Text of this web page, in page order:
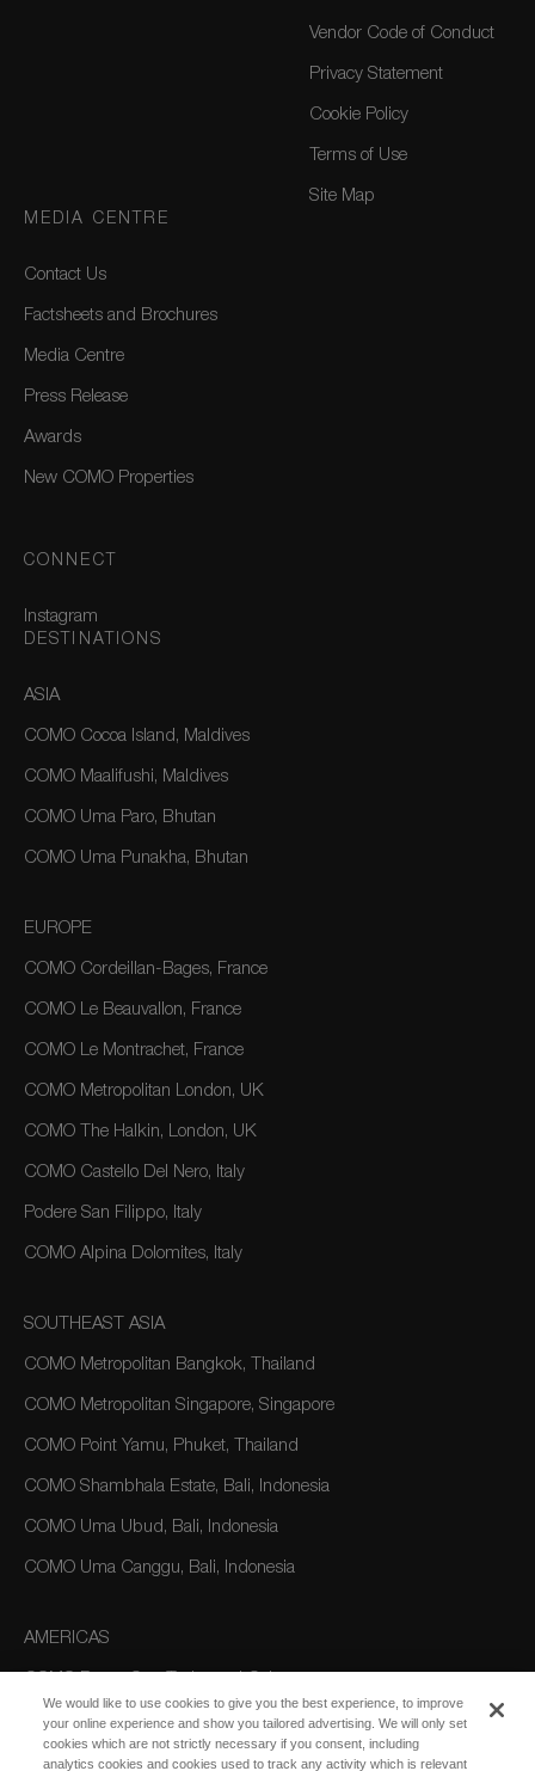
Vendor Code of Conduct
Privacy Statement
Cookie Policy
Terms of Use
Site Map
MEDIA CENTRE
Contact Us
Factsheets and Brochures
Media Centre
Press Release
Awards
New COMO Properties
CONNECT
Instagram
DESTINATIONS
ASIA
COMO Cocoa Island, Maldives
COMO Maalifushi, Maldives
COMO Uma Paro, Bhutan
COMO Uma Punakha, Bhutan
EUROPE
COMO Cordeillan-Bages, France
COMO Le Beauvallon, France
COMO Le Montrachet, France
COMO Metropolitan London, UK
COMO The Halkin, London, UK
COMO Castello Del Nero, Italy
Podere San Filippo, Italy
COMO Alpina Dolomites, Italy
SOUTHEAST ASIA
COMO Metropolitan Bangkok, Thailand
COMO Metropolitan Singapore, Singapore
COMO Point Yamu, Phuket, Thailand
COMO Shambhala Estate, Bali, Indonesia
COMO Uma Ubud, Bali, Indonesia
COMO Uma Canggu, Bali, Indonesia
AMERICAS
AUSTRALIA/OCEANIA
We would like to use cookies to give you the best experience, to improve
your online experience and show you tailored advertising. We will only set
cookies which are not strictly necessary if you consent, including
analytics cookies and cookies used to track any activity which is relevant